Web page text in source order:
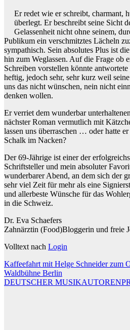
Er redet wie er schreibt, charmant,
überlegt. Er beschreibt seine Sicht
Gelassenheit nicht ohne seinem,
Publikum ein verschmitztes Lächeln
sympathisch. Sein absolutes Plus ist
hin zum Weglassen. Auf die Frage ob
Schreiben vorstellen könnte
heftig, jedoch sehr, sehr kurz weil
uns das nicht wünschen, nein nicht
denken wollen.
Er verriet dem wunderbar
nächster Roman vermutlich mit
lassen uns überraschen … oder hatte
Schalk im Nacken?
Der 69-Jährige ist einer der
Schriftsteller und mein absoluter
wunderbarer Abend, an dem sich der
sehr viel Zeit für mehr als eine
und allerbeste Wünsche für das
in die Schweiz.
Dr. Eva Schaefers
Zahnärztin (Food)Bloggerin und freie
Volltext nach Login
Beitragsnavigation
Kaffeefahrt mit Helge Schneider zum
Waldbühne Berlin
DEUTSCHER